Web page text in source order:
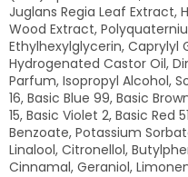
Juglans Regia Leaf
Wood Extract,
Ethylhexylglycerin, Caprylyl
Hydrogenated Castor Oil,
Parfum, Isopropyl Alcohol,
16, Basic Blue 99, Basic
15, Basic Violet 2, Basic Red
Benzoate, Potassium
Linalool, Citronellol,
Cinnamal, Geraniol,